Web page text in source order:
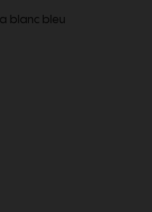
blanc bleu